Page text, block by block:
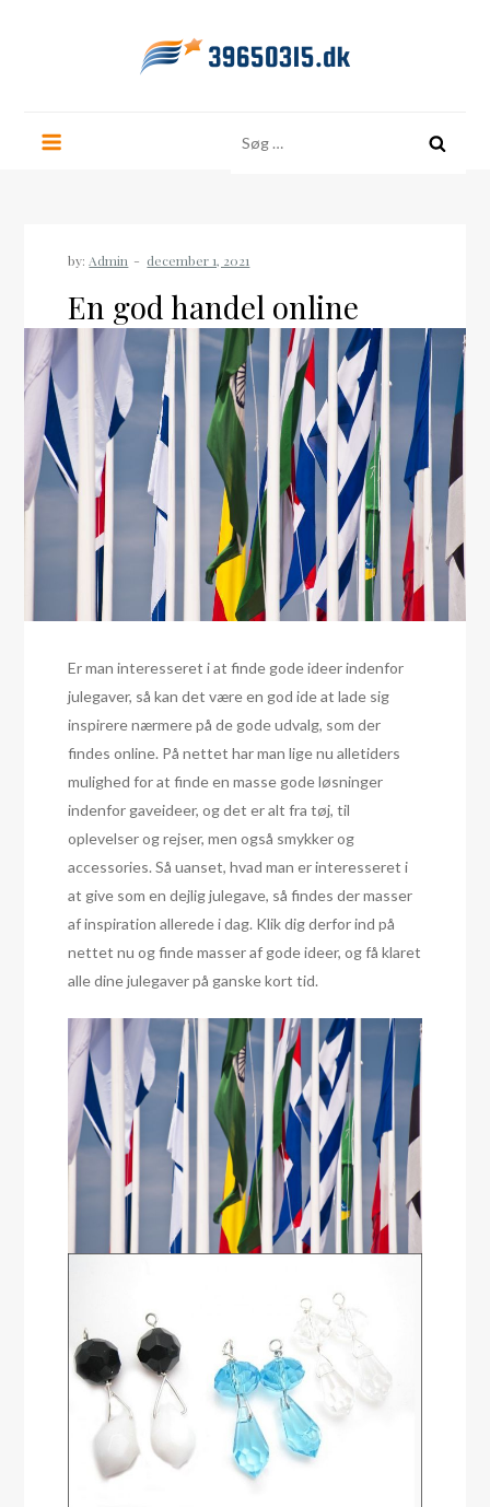
efter:
by: Admin
En god handel online
Er man interesseret i at finde gode ideer indenfor
julegaver, så kan det være en god ide at lade sig
inspirere nærmere på de gode udvalg, som der
findes online. På nettet har man lige nu alletiders
mulighed for at finde en masse gode løsninger
indenfor gaveideer, og det er alt fra tøj, til
oplevelser og rejser, men også smykker og
accessories. Så uanset, hvad man er interesseret i
at give som en dejlig julegave, så findes der masser
af inspiration allerede i dag. Klik dig derfor ind på
nettet nu og finde masser af gode ideer, og få klaret
alle dine julegaver på ganske kort tid.